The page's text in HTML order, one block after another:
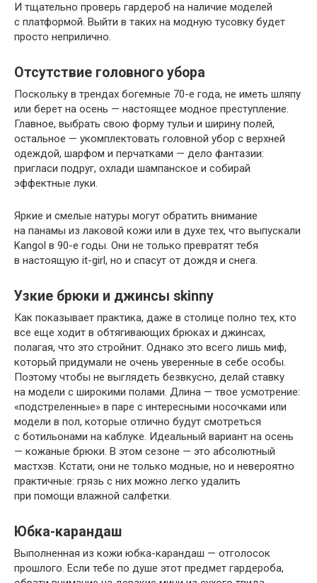
И тщательно проверь гардероб на наличие моделей
с платформой. Выйти в таких на модную тусовку будет
просто неприлично.
Отсутствие головного убора
Поскольку в трендах богемные 70-е года, не иметь шляпу
или берет на осень — настоящее модное преступление.
Главное, выбрать свою форму тульи и ширину полей,
остальное — укомплектовать головной убор с верхней
одеждой, шарфом и перчатками — дело фантазии:
пригласи подруг, охлади шампанское и собирай
эффектные луки.
Яркие и смелые натуры могут обратить внимание
на панамы из лаковой кожи или в духе тех, что выпускали
Kangol в 90-е годы. Они не только превратят тебя
в настоящую it-girl, но и спасут от дождя и снега.
Узкие брюки и джинсы skinny
Как показывает практика, даже в столице полно тех, кто
все еще ходит в обтягивающих брюках и джинсах,
полагая, что это стройнит. Однако это всего лишь миф,
который придумали не очень уверенные в себе особы.
Поэтому чтобы не выглядеть безвкусно, делай ставку
на модели с широкими полами. Длина — твое усмотрение:
«подстреленные» в паре с интересными носочками или
модели в пол, которые отлично будут смотреться
с ботильонами на каблуке. Идеальный вариант на осень
— кожаные брюки. В этом сезоне — это абсолютный
мастхэв. Кстати, они не только модные, но и невероятно
практичные: грязь с них можно легко удалить
при помощи влажной салфетки.
Юбка-карандаш
Выполненная из кожи юбка-карандаш — отголосок
прошлого. Если тебе по душе этот предмет гардероба,